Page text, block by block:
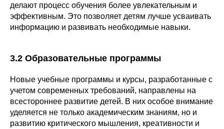
делают процесс обучения более увлекательным и
эффективным. Это позволяет детям лучше усваивать
информацию и развивать необходимые навыки.
3.2 Образовательные программы
Новые учебные программы и курсы, разработанные с
учетом современных требований, направлены на
всестороннее развитие детей. В них особое внимание
уделяется не только академическим знаниям, но и
развитию критического мышления, креативности и